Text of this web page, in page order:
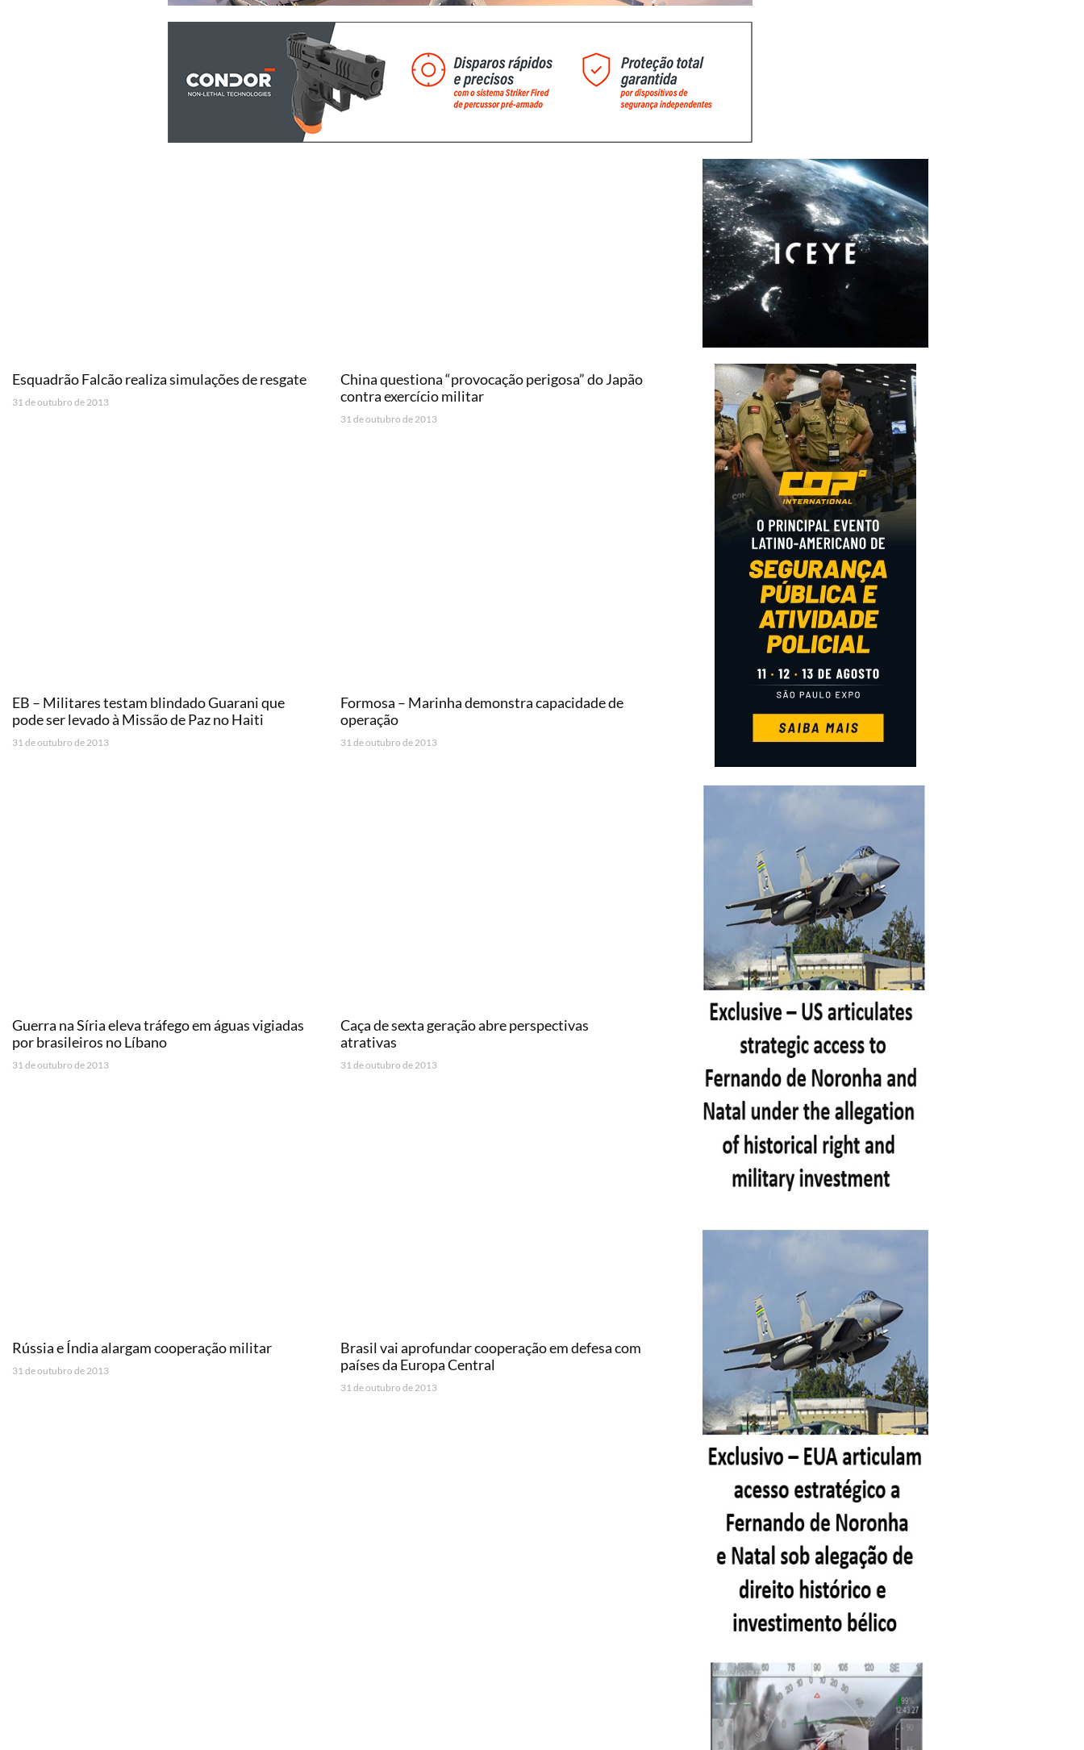
Esquadrão Falcão realiza simulações de resgate
31 de outubro de 2013
China questiona “provocação perigosa” do Japão
contra exercício militar
31 de outubro de 2013
EB – Militares testam blindado Guarani que
pode ser levado à Missão de Paz no Haiti
31 de outubro de 2013
Formosa – Marinha demonstra capacidade de
operação
31 de outubro de 2013
Guerra na Síria eleva tráfego em águas vigiadas
por brasileiros no Líbano
31 de outubro de 2013
Caça de sexta geração abre perspectivas
atrativas
31 de outubro de 2013
Rússia e Índia alargam cooperação militar
31 de outubro de 2013
Brasil vai aprofundar cooperação em defesa com
países da Europa Central
31 de outubro de 2013